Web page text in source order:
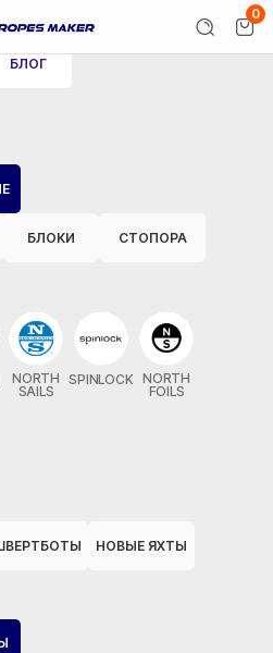
0
БЛОКИ СТОПОРА
NORTH
SAILS
SPINLOCK NORTH
FOILS
НОВЫЕ ЯХТЫ
БЛОГ